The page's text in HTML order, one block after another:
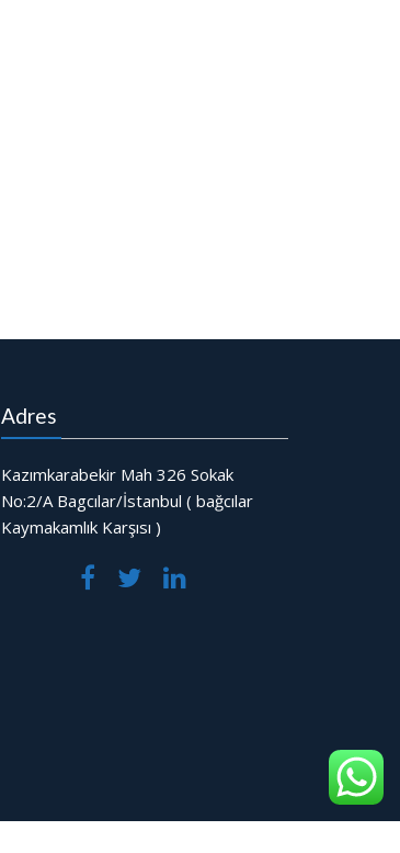
Adres
Kazımkarabekir Mah 326 Sokak
No:2/A Bagcılar/İstanbul ( bağcılar
Kaymakamlık Karşısı )